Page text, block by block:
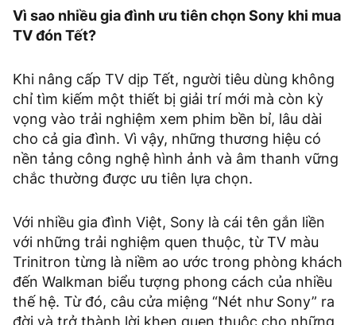
Vì sao nhiều gia đình ưu tiên chọn Sony khi mua
TV đón Tết?
Khi nâng cấp TV dịp Tết, người tiêu dùng không
chỉ tìm kiếm một thiết bị giải trí mới mà còn kỳ
vọng vào trải nghiệm xem phim bền bỉ, lâu dài
cho cả gia đình. Vì vậy, những thương hiệu có
nền tảng công nghệ hình ảnh và âm thanh vững
chắc thường được ưu tiên lựa chọn.
Với nhiều gia đình Việt, Sony là cái tên gắn liền
với những trải nghiệm quen thuộc, từ TV màu
Trinitron từng là niềm ao ước trong phòng khách
đến Walkman biểu tượng phong cách của nhiều
thế hệ. Từ đó, câu cửa miệng “Nét như Sony” ra
đời và trở thành lời khen quen thuộc cho những